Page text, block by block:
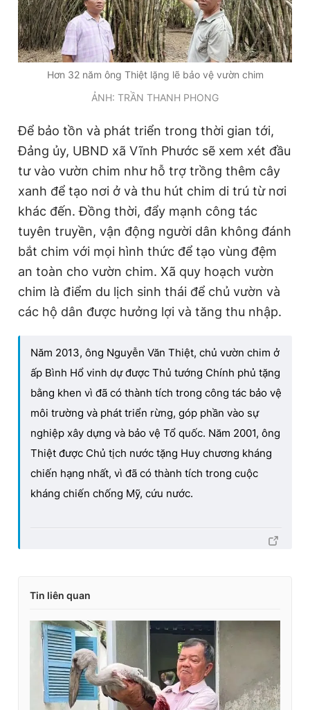
Hơn 32 năm ông Thiệt lặng lẽ bảo vệ vườn chim
ẢNH: TRẦN THANH PHONG
Để bảo tồn và phát triển trong thời gian tới,
Đảng ủy, UBND xã Vĩnh Phước sẽ xem xét đầu
tư vào vườn chim như hỗ trợ trồng thêm cây
xanh để tạo nơi ở và thu hút chim di trú từ nơi
khác đến. Đồng thời, đẩy mạnh công tác
tuyên truyền, vận động người dân không đánh
bắt chim với mọi hình thức để tạo vùng đệm
an toàn cho vườn chim. Xã quy hoạch vườn
chim là điểm du lịch sinh thái để chủ vườn và
các hộ dân được hưởng lợi và tăng thu nhập.
Năm 2013, ông Nguyễn Văn Thiệt, chủ vườn chim ở
ấp Bình Hổ vinh dự được Thủ tướng Chính phủ tặng
bằng khen vì đã có thành tích trong công tác bảo vệ
môi trường và phát triển rừng, góp phần vào sự
nghiệp xây dựng và bảo vệ Tổ quốc. Năm 2001, ông
Thiệt được Chủ tịch nước tặng Huy chương kháng
chiến hạng nhất, vì đã có thành tích trong cuộc
kháng chiến chống Mỹ, cứu nước.
Tin liên quan